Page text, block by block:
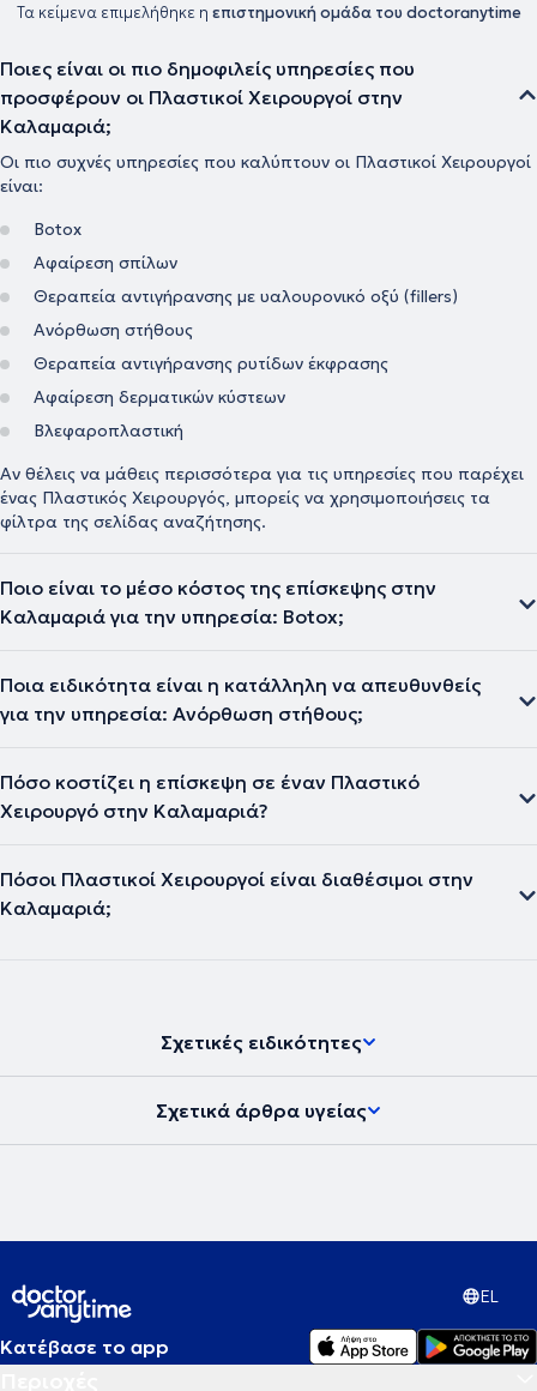
Τα κείμενα επιμελήθηκε η επιστημονική ομάδα του doctoranytime
Ποιες είναι οι πιο δημοφιλείς υπηρεσίες που
προσφέρουν οι Πλαστικοί Χειρουργοί στην
Καλαμαριά;
Οι πιο συχνές υπηρεσίες που καλύπτουν οι Πλαστικοί Χειρουργοί
είναι:
Botox
Αφαίρεση σπίλων
Θεραπεία αντιγήρανσης με υαλουρονικό οξύ (fillers)
Ανόρθωση στήθους
Θεραπεία αντιγήρανσης ρυτίδων έκφρασης
Αφαίρεση δερματικών κύστεων
Βλεφαροπλαστική
Αν θέλεις να μάθεις περισσότερα για τις υπηρεσίες που παρέχει
ένας Πλαστικός Χειρουργός, μπορείς να χρησιμοποιήσεις τα
φίλτρα της σελίδας αναζήτησης.
Ποιο είναι το μέσο κόστος της επίσκεψης στην
Καλαμαριά για την υπηρεσία: Botox;
Ποια ειδικότητα είναι η κατάλληλη να απευθυνθείς
για την υπηρεσία: Ανόρθωση στήθους;
Πόσο κοστίζει η επίσκεψη σε έναν Πλαστικό
Χειρουργό στην Καλαμαριά?
Πόσοι Πλαστικοί Χειρουργοί είναι διαθέσιμοι στην
Καλαμαριά;
Σχετικές ειδικότητες
Σχετικά άρθρα υγείας
EL
Κατέβασε το app